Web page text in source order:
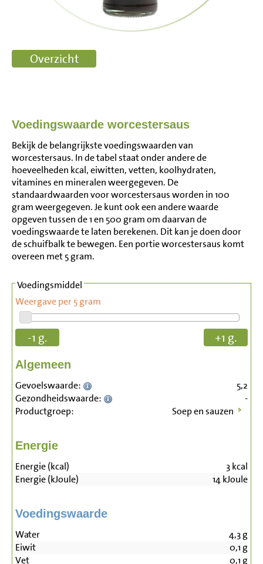
Voedingswaarde worcestersaus
Bekijk de belangrijkste voedingswaarden van
worcestersaus. In de tabel staat onder andere de
hoeveelheden kcal, eiwitten, vetten, koolhydraten,
vitamines en mineralen weergegeven. De
standaardwaarden voor worcestersaus worden in 100
gram weergegeven. Je kunt ook een andere waarde
opgeven tussen de 1 en 500 gram om daarvan de
voedingswaarde te laten berekenen. Dit kan je doen door
de schuifbalk te bewegen. Een portie worcestersaus komt
overeen met 5 gram.
Voedingsmiddel
Weergave per 5 gram
-1 g. +1 g.
Algemeen
Gevoelswaarde:
5,2
Gezondheidswaarde:
-
Productgroep:
Soep en sauzen
Energie
Energie (kcal) 3kcal
Energie (kJoule)
14kJoule
Voedingswaarde
Water 4,3g
Eiwit
0,1 g
Vet
0,1 g